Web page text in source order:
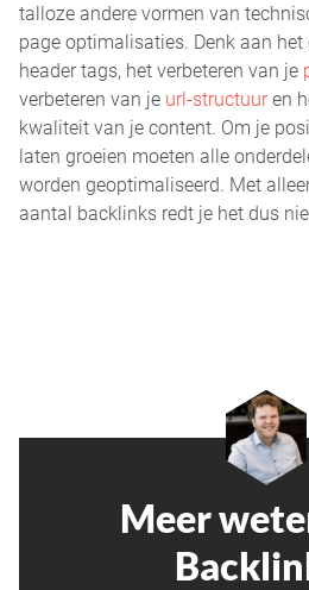
talloze andere vormen van
page optimalisaties. Denk aan
header tags, het verbeteren van je
verbeteren van je url-structuur en
kwaliteit van je content. Om je
laten groeien moeten alle
worden geoptimaliseerd. Met
aantal backlinks redt je het dus
Meer